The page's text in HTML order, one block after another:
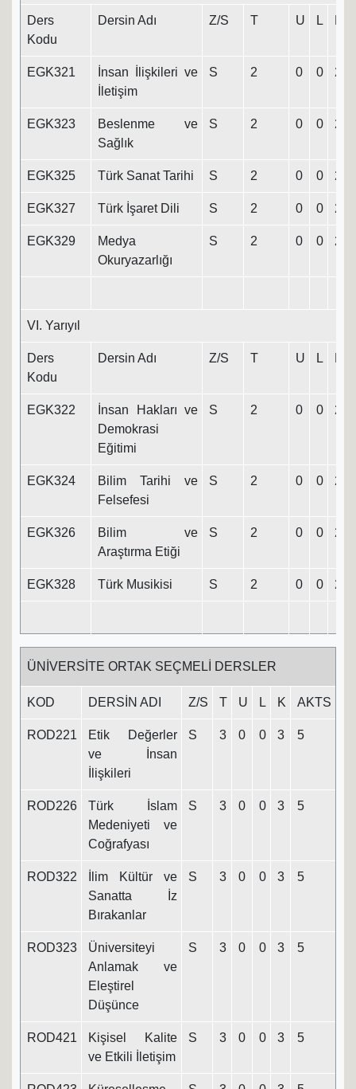
Ders
Kodu
Dersin Adı Z/S T U L
EGK321
İnsan İlişkileri ve
İletişim
S 2 0 0 2
EGK323
Beslenme ve
Sağlık
S 2 0 0 2
EGK325 Türk Sanat Tarihi S 2 0 0 2
EGK327 Türk İşaret Dili S 2 0 0 2
EGK329
Medya
Okuryazarlığı
S 2 0 0 2
VI. Yarıyıl
Ders
Kodu
Dersin Adı Z/S T U L
EGK322
İnsan Hakları ve
Demokrasi
Eğitimi
S 2 0 0 2
EGK324
Bilim Tarihi ve
Felsefesi
S 2 0 0 2
EGK326
Bilim ve
Araştırma Etiği
S 2 0 0 2
EGK328 Türk Musikisi S 2 0 0 2
ÜNİVERSİTE ORTAK SEÇMELİ DERSLER
KOD DERSİN ADI Z/S T U L K AKTS
ROD221
Etik Değerler
ve İnsan
İlişkileri
S 3 0 0 3 5
ROD226
Türk İslam
Medeniyeti ve
Coğrafyası
S 3 0 0 3 5
ROD322
İlim Kültür ve
Sanatta İz
Bırakanlar
S 3 0 0 3 5
ROD323
Üniversiteyi
Anlamak ve
Eleştirel
Düşünce
S 3 0 0 3 5
ROD421
Kişisel Kalite
ve Etkili İletişim
S 3 0 0 3 5